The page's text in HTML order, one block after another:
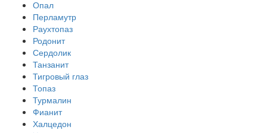
Опал
Перламутр
Раухтопаз
Родонит
Сердолик
Танзанит
Тигровый глаз
Топаз
Турмалин
Фианит
Халцедон